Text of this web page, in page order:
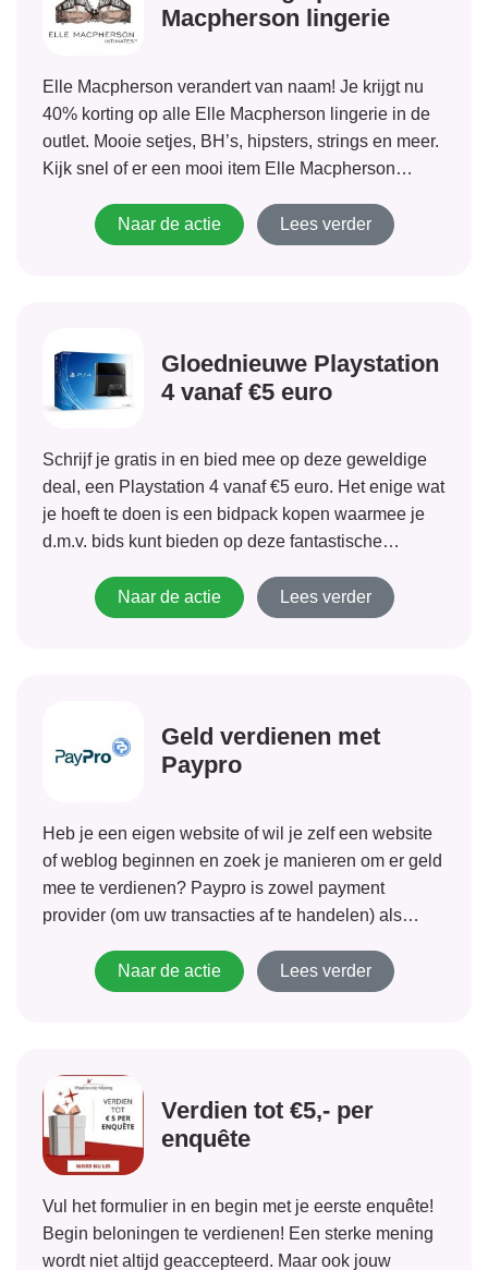
Macpherson lingerie
Elle Macpherson verandert van naam! Je krijgt nu
40% korting op alle Elle Macpherson lingerie in de
outlet. Mooie setjes, BH’s, hipsters, strings en meer.
Kijk snel of er een mooi item Elle Macpherson
Naar de actie Lees verder
Gloednieuwe Playstation
4 vanaf €5 euro
Schrijf je gratis in en bied mee op deze geweldige
deal, een Playstation 4 vanaf €5 euro. Het enige wat
je hoeft te doen is een bidpack kopen waarmee je
d.m.v. bids kunt bieden op deze fantastische
dus een hele...Naar de actie Lees verder
Geld verdienen met
Paypro
Heb je een eigen website of wil je zelf een website
of weblog beginnen en zoek je manieren om er geld
mee te verdienen? Paypro is zowel payment
provider (om uw transacties af te handelen) als
zijn). Als je...Naar de actie Lees verder
Verdien tot €5,- per
enquête
Vul het formulier in en begin met je eerste enquête!
Begin beloningen te verdienen! Een sterke mening
wordt niet altijd geaccepteerd. Maar ook jouw